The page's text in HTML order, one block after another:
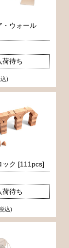
・ウォール
荷待ち
)
ック [111pcs]
荷待ち
込)